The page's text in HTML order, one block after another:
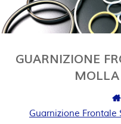
GUARNIZIONE
MOLLA
Guarnizione